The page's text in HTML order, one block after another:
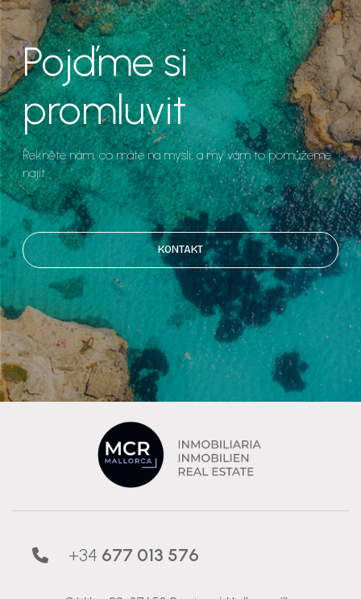
Pojďme si
promluvit
Řekněte nám, co máte na mysli, a my vám to pomůžeme
najít.
KONTAKT
+34 677 013 576